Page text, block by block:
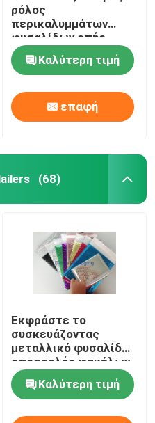
ρόλος
περικαλυμμάτων
φυσαλίδων οπής,
ρόλος Eco
αεροφυσαλίδων
φιλικό
Καλύτερη τιμή
επαφή
(68)
Εκφράστε το
συσκευάζοντας
μεταλλικό φυσαλίδων
αποστολής φακέλων
λογότυπο συνήθειας
νερού ανθεκτικό
Καλύτερη τιμή